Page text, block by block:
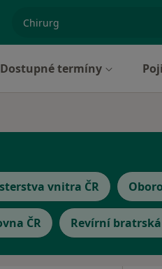
Dostupné termíny
vnitra ČR
ČR Revírní